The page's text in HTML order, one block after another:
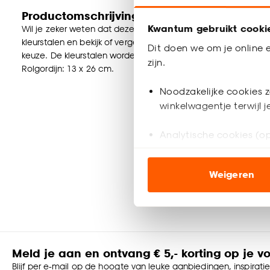
Kwantum gebruikt
Dit doen we om je online
zijn.
Noodzakelijke cookies
winkelwagentje terwijl
Analytische cookies
ook buiten de
Klik op ‘Ja, alles
accepteren door op
Goed om te weten is dat
Weigeren
Productomschrijving
Wil je zeker weten dat deze raamdecoratie bij de rest van
kleurstalen en bekijk of vergelijk eenvoudig welke
keuze. De kleurstalen worden binnen 2 à 3 werkdagen
Rolgordijn: 13 x 26 cm.
Meld je aan en ontvang € 5,- korting op je
Blijf per e-mail op de hoogte van leuke aanbiedingen,